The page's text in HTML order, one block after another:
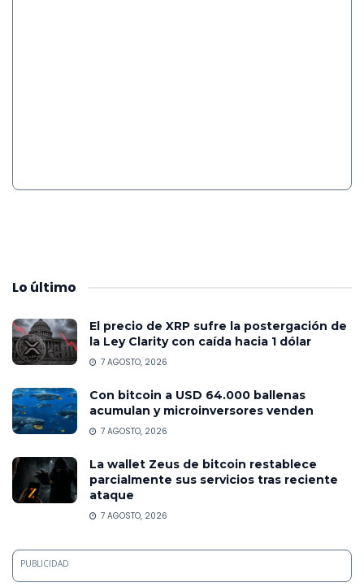
Lo último
El precio de XRP sufre la postergación de
la Ley Clarity con caída hacia 1 dólar
7 AGOSTO, 2026
Con bitcoin a USD 64.000 ballenas
acumulan y microinversores venden
7 AGOSTO, 2026
La wallet Zeus de bitcoin restablece
parcialmente sus servicios tras reciente
ataque
7 AGOSTO, 2026
PUBLICIDAD